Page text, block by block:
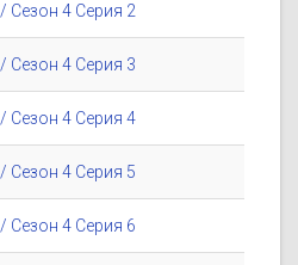
Сезон 4 Серия 2
Сезон 4 Серия 3
Сезон 4 Серия 4
Сезон 4 Серия 5
Сезон 4 Серия 6